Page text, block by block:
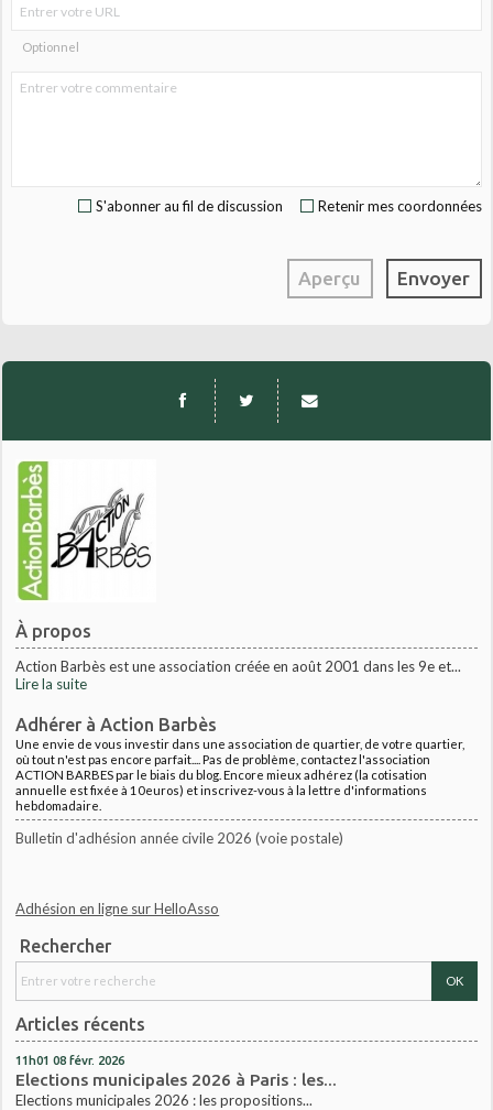
À propos
Action Barbès est une association créée en août 2001 dans les 9e et...
Lire la suite
Adhérer à Action Barbès
Une envie de vous investir dans une association de quartier, de votre quartier,
où tout n'est pas encore parfait.... Pas de problème, contactez l'association
ACTION BARBES par le biais du blog. Encore mieux adhérez (la cotisation
annuelle est fixée à 10euros) et inscrivez-vous à la lettre d'informations
hebdomadaire.
Bulletin d'adhésion année civile 2026 (voie postale)
Adhésion en ligne sur HelloAsso
Rechercher
Articles récents
11h01 08 févr. 2026
Elections municipales 2026 à Paris : les...
Elections municipales 2026 : les propositions...
Optionnel
Retenir mes coordonnées
S'abonner au fil de discussion